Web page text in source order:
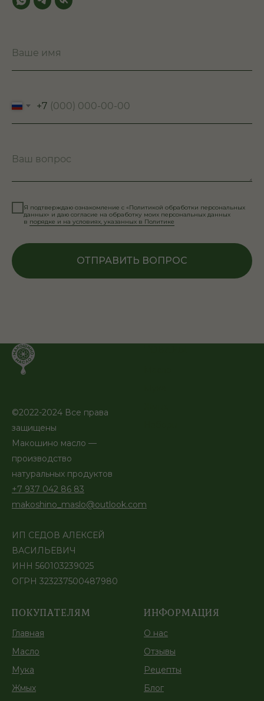
Ваше имя
+7
Ваш вопрос
Я подтверждаю ознакомление с «Политикой обработки персональных
данных» и даю согласие на обработку моих персональных данных
в порядке и на условиях, указанных в Политике
ОТПРАВИТЬ ВОПРОС
©2022-2024 Все права
защищены
Макошино масло —
производство
натуральных продуктов
+7 937 042 86 83
makoshino_maslo@outlook.com
ИП СЕДОВ АЛЕКСЕЙ
ВАСИЛЬЕВИЧ
ИНН 560103239025
ОГРН 323237500487980
ПОКУПАТЕЛЯМ
Главная
Масло
Мука
Жмых
ИНФОРМАЦИЯ
О нас
Отзывы
Рецепты
Блог